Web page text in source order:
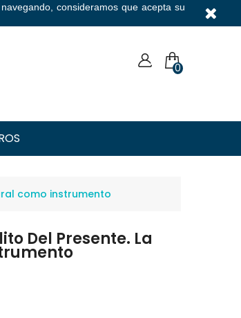
consideramos que acepta su
Moneda
0
como instrumento
Del Presente. La